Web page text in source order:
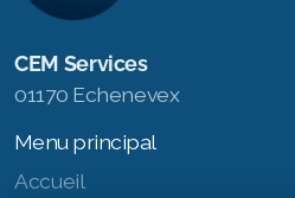
CEM Services
01170 Echenevex
Menu principal
Accueil